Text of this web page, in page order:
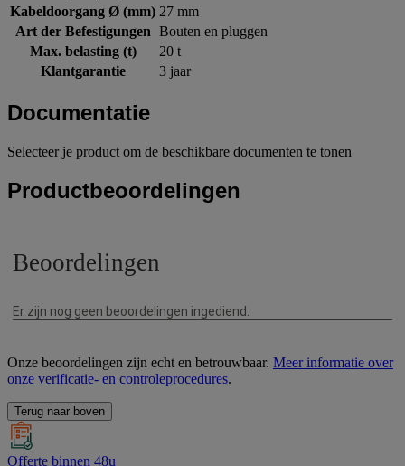
Kabeldoorgang Ø (mm) 27 mm
Art der Befestigungen Bouten en pluggen
Max. belasting (t)
20 t
Klantgarantie
3 jaar
Documentatie
Selecteer je product om de beschikbare documenten te tonen
Productbeoordelingen
Onze beoordelingen zijn echt en betrouwbaar. Meer informatie over
onze verificatie- en controleprocedures.
Terug naar boven
Offerte binnen 48u